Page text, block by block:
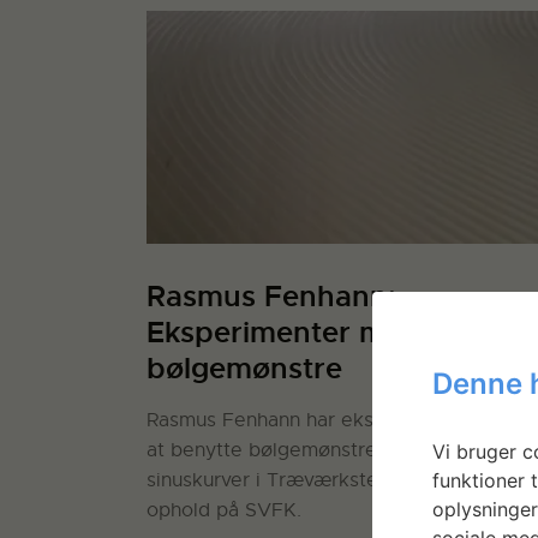
Rasmus Fenhann:
Eksperimenter med
bølgemønstre
Rasmus Fenhann har eksperimenteret med
at benytte bølgemønstre genereret af
sinuskurver i Træværkstedet under sit
ophold på SVFK.
Denne
Vi bruger
funktioner